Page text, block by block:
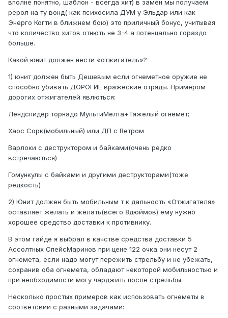
вполне понятно, шаблон - всегда хит) в замен мы получаем
рерол на ту вонд( как психосила ДУМ у Эльдар или как
Энерго Когти в ближнем бою) это приличный бонус, учитывая
что количество хитов отнють не 3-4 а потенцально гораздо
больше.
Какой юнит должен нести «отжигатель»?
1) юнит должен быть Дешевым если огнеметное оружие не
способно убивать ДОРОГИЕ вражеские отряды. Примером
дорогих отжигателей явлються:
Лендспидер торнадо МультиМелта+Тяжелый огнемет;
Хаос Сорк(мобильный) или ДП с Ветром
Варлоки с деструктором и байками(очень редко
встречаються)
Гомункулы с байками и другими деструкторами(тоже
редкость)
2) Юнит должен быть мобильным т к дальность «Отжигателя»
оставляет желать и желать(всего 8дюймов) ему нужно
хорошее средство доставки к противнику.
В этом гайде я выбрал в качстве средства доставки 5
Ассолтных СпейсМаринов при цене 122 очка они несут 2
огнемета, если надо могут пережить стрельбу и не убежать,
сохранив оба огнемета, обладают некоторой мобильностью и
при необходимости могу чарджить после стрельбы.
Несколько простых примеров как испоьзовать огнеметы в
соответсвии с разными задачами: